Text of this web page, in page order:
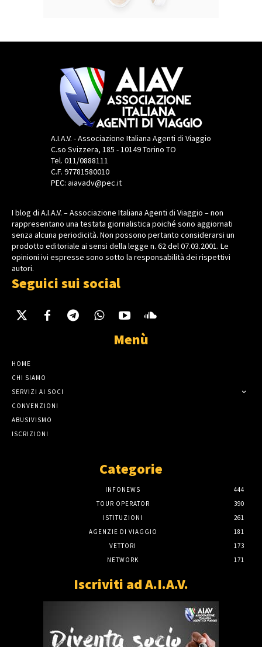
A.I.A.V. - Associazione Italiana Agenti di Viaggio
C.so Svizzera, 185 - 10149 Torino TO
Tel. 011/0888111
C.F. 97781580010
PEC: aiavadv@pec.it
I blog di A.I.A.V. – Associazione Italiana Agenti di Viaggio – non
rappresentano una testata giornalistica poiché sono aggiornati
senza alcuna periodicità. Non possono pertanto considerarsi un
prodotto editoriale ai sensi della legge n. 62 del 07.03.2001. Le
opinioni ivi espresse sono sotto la responsabilità dei rispettivi
autori.
Seguici sui social
Menù
HOME
CHI SIAMO
SERVIZI AI SOCI
CONVENZIONI
ABUSIVISMO
ISCRIZIONI
Categorie
INFONEWS
444
TOUR OPERATOR
390
ISTITUZIONI
261
AGENZIE DI VIAGGIO
181
VETTORI
173
NETWORK
171
Iscriviti ad A.I.A.V.